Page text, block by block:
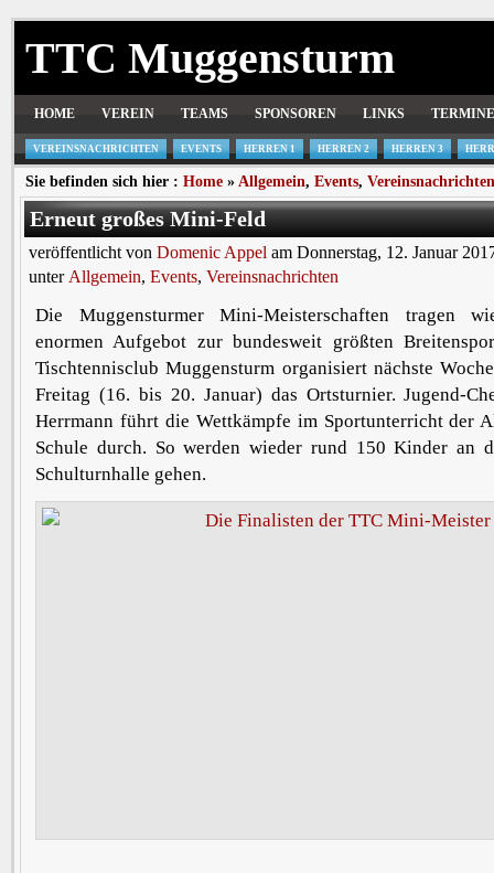
TTC Muggensturm
HOME VEREIN TEAMS SPONSOREN LINKS TERMINE
VEREINSNACHRICHTEN EVENTS HERREN 1 HERREN 2 HERREN 3
Sie befinden sich hier : Home » Allgemein, Events, Vereinsnachrichten
Erneut großes Mini-Feld
veröffentlicht von Domenic Appel am Donnerstag, 12. Januar
unter Allgemein, Events, Vereinsnachrichten
Die Muggensturmer Mini-Meisterschaften tragen
enormen Aufgebot zur bundesweit größten
Tischtennisclub Muggensturm organisiert nächste
Freitag (16. bis 20. Januar) das Ortsturnier. Jugend-
Herrmann führt die Wettkämpfe im Sportunterricht der
Schule durch. So werden wieder rund 150 Kinder an
Schulturnhalle gehen.